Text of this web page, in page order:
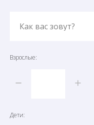
Как вас зовут?
Взрослые:
Дети: